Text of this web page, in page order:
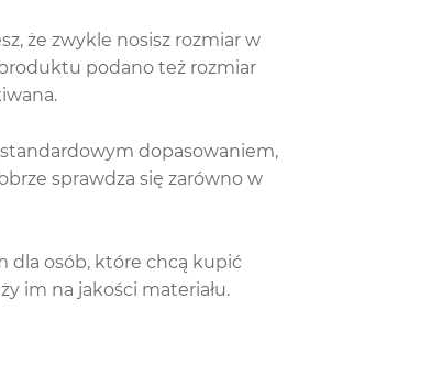
że zwykle nosisz rozmiar w
podano też rozmiar
dopasowaniem,
sprawdza się zarówno w
dla osób, które chcą kupić
im na jakości materiału.